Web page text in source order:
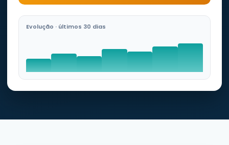
Evolução · últimos 30 dias